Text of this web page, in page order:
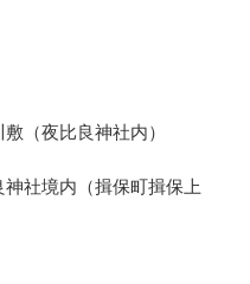
（夜比良神社内）
社境内（揖保町揖保上